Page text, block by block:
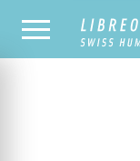
NOTRE CATALOGUE